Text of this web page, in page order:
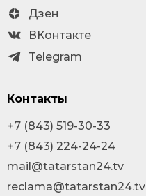
Дзен
ВКонтакте
Telegram
Контакты
+7 (843) 519-30-33
+7 (843) 224-24-24
mail@tatarstan24.tv
reclama@tatarstan24.tv